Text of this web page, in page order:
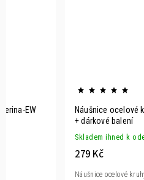
EW
Náušnice ocelové
+ dárkové balení
Skladem ihned k
279 Kč
Náušnice ocelové